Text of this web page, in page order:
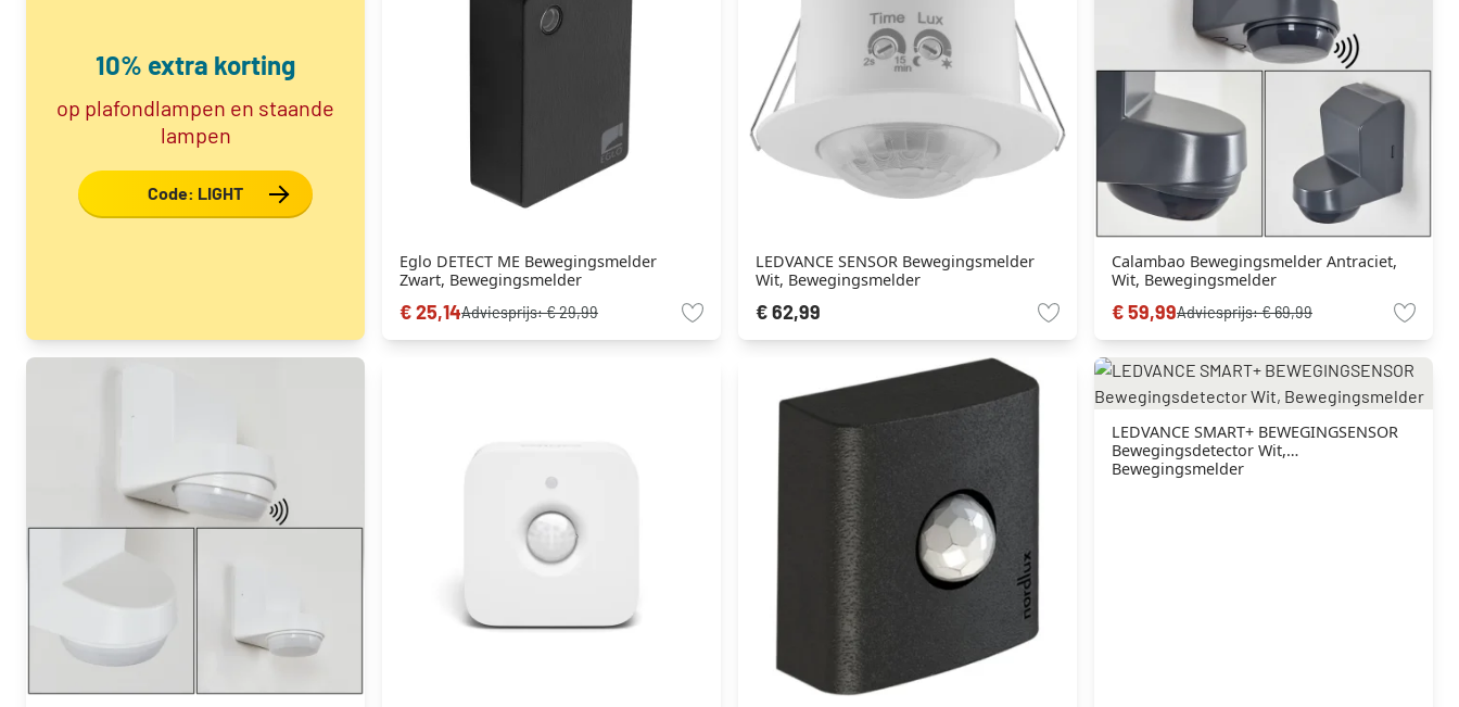
10% extra korting
op plafondlampen en staande
lampen
Code: LIGHT
Eglo DETECT ME Bewegingsmelder
Zwart, Bewegingsmelder
€ 25,14Adviesprijs:€ 29,99
LEDVANCE SENSOR Bewegingsmelder
Wit, Bewegingsmelder
€ 62,99
Calambao Bewegingsmelder Antraciet,
Wit, Bewegingsmelder
€ 59,99Adviesprijs:€ 69,99
LEDVANCE SMART+ BEWEGINGSENSOR
Bewegingsdetector Wit,
Bewegingsmelder